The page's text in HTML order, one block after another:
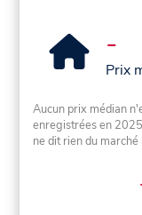
-
Prix
Aucun prix médian
enregistrées en
ne dit rien du marché